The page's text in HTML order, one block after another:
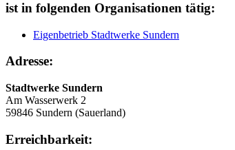
ist in folgenden Organisationen tätig:
Eigenbetrieb Stadtwerke Sundern
Adresse:
Stadtwerke Sundern
Am Wasserwerk 2
59846 Sundern (Sauerland)
Erreichbarkeit: